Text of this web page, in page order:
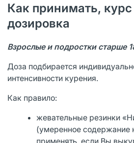
Как принимать,
дозировка
Взрослые и подростки старше
Доза подбирается
интенсивности курения.
Как правило:
жевательные резинки
(умеренное содержание
применять, если Вы